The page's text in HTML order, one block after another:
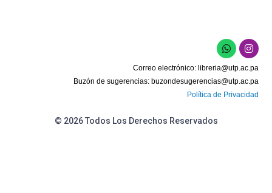
W
h
a
t
s
a
p
I
n
s
t
a
g
r
Correo electrónico: libreria@utp.ac.pa
Buzón de sugerencias: buzondesugerencias@utp.ac.pa
Política de Privacidad
© 2026 Todos Los Derechos Reservados